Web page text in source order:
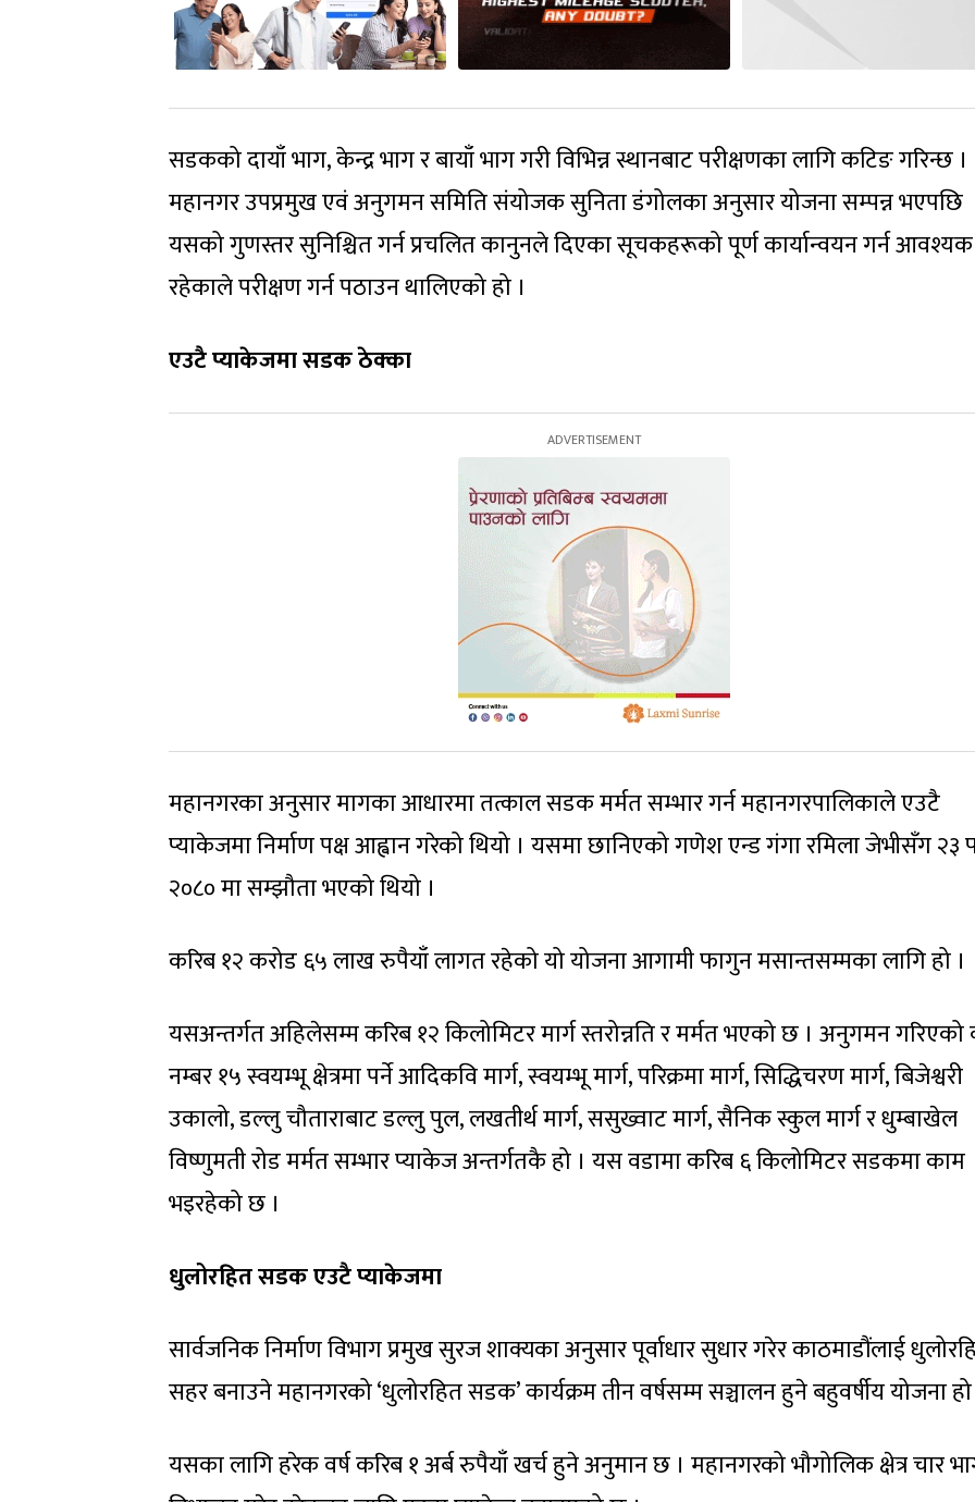
सडकको दायाँ भाग, केन्द्र भाग र बायाँ भाग गरी विभिन्न स्थानबाट परीक्षणका लागि कटिङ गरिन्छ ।
महानगर उपप्रमुख एवं अनुगमन समिति संयोजक सुनिता डंगोलका अनुसार योजना सम्पन्न भएपछि
यसको गुणस्तर सुनिश्चित गर्न प्रचलित कानुनले दिएका सूचकहरूको पूर्ण कार्यान्वयन गर्न आवश्यक
रहेकाले परीक्षण गर्न पठाउन थालिएको हो ।
एउटै प्याकेजमा सडक ठेक्का
महानगरका अनुसार मागका आधारमा तत्काल सडक मर्मत सम्भार गर्न महानगरपालिकाले एउटै
प्याकेजमा निर्माण पक्ष आह्वान गरेको थियो । यसमा छानिएको गणेश एन्ड गंगा रमिला जेभीसँग २३
२०८० मा सम्झौता भएको थियो ।
करिब १२ करोड ६५ लाख रुपैयाँ लागत रहेको यो योजना आगामी फागुन मसान्तसम्मका लागि हो ।
यसअन्तर्गत अहिलेसम्म करिब १२ किलोमिटर मार्ग स्तरोन्नति र मर्मत भएको छ । अनुगमन गरिएको
नम्बर १५ स्वयम्भू क्षेत्रमा पर्ने आदिकवि मार्ग, स्वयम्भू मार्ग, परिक्रमा मार्ग, सिद्धिचरण मार्ग, बिजेश्वरी
उकालो, डल्लु चौताराबाट डल्लु पुल, लखतीर्थ मार्ग, ससुख्वाट मार्ग, सैनिक स्कुल मार्ग र धुम्बाखेल
विष्णुमती रोड मर्मत सम्भार प्याकेज अन्तर्गतकै हो । यस वडामा करिब ६ किलोमिटर सडकमा काम
भइरहेको छ ।
धुलोरहित सडक एउटै प्याकेजमा
सार्वजनिक निर्माण विभाग प्रमुख सुरज शाक्यका अनुसार पूर्वाधार सुधार गरेर काठमाडौंलाई
सहर बनाउने महानगरको ‘धुलोरहित सडक’ कार्यक्रम तीन वर्षसम्म सञ्चालन हुने बहुवर्षीय योजना
यसका लागि हरेक वर्ष करिब १ अर्ब रुपैयाँ खर्च हुने अनुमान छ । महानगरको भौगोलिक क्षेत्र चार